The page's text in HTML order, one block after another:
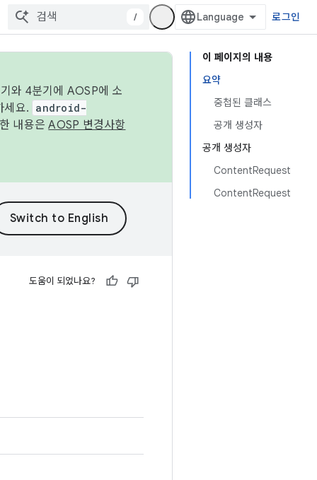
/ 로그인
이 페이지의 내용
요약
중첩된 클래스
공개 생성자
공개 생성자
ContentRequest
ContentRequest
와 4분기에 AOSP에 소
세요. android-
내용은AOSP 변경사항
도움이 되었나요?